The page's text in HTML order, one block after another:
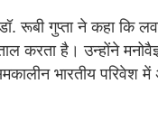
रूबी गुप्ता ने कहा कि
करता है। उन्होंने
भारतीय परिवेश